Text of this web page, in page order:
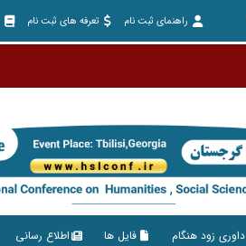
راهنمای ثبت نام تعرفه های ثبت نام
داوری زود هنگام فایل ها اطلاع رسانی